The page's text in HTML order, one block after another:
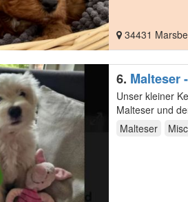
34431
6. Malteser
Unser kleiner Kerl sucht
Malteser und
und…
Malteser